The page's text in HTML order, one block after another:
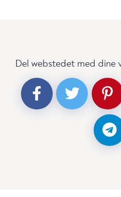
Del webstedet med dine